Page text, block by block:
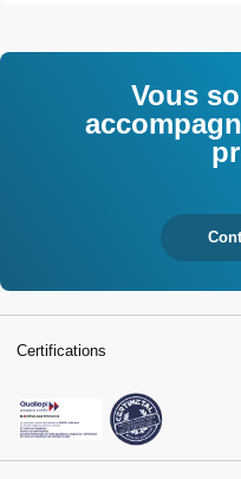
Vous
Certifications